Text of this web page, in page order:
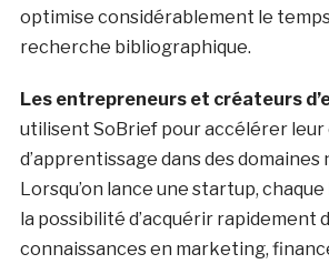
optimise considérablement le
recherche bibliographique.
Les entrepreneurs et créateurs
utilisent SoBrief pour accélérer leur
d’apprentissage dans des domaines
Lorsqu’on lance une startup,
la possibilité d’acquérir rapidement
connaissances en marketing,